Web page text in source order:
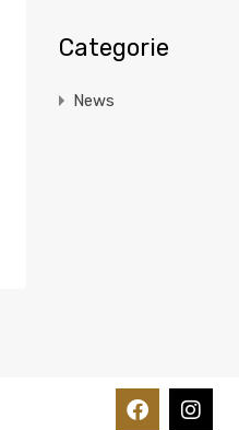
Categorie
News